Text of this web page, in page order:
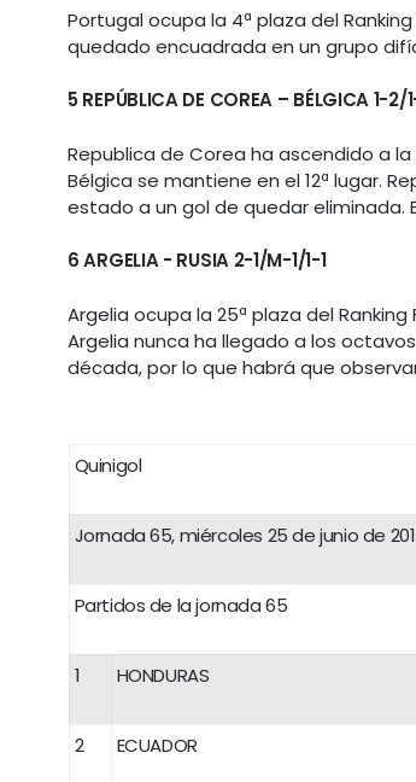
Portugal ocupa la 4ª plaza del
quedado encuadrada en un grupo
5 REPÚBLICA DE COREA – BÉLGICA 1-2/
Republica de Corea ha ascendido a
Bélgica se mantiene en el 12ª lugar.
estado a un gol de quedar eliminada.
6ARGELIA - RUSIA 2-1/M-1/1-1
Argelia ocupa la 25ª plaza del
Argelia nunca ha llegado a los
década, por lo que habrá que
Quinigol
Jornada 65, miércoles 25 de junio de
Partidos de la jornada 65
1 HONDURAS
2 ECUADOR